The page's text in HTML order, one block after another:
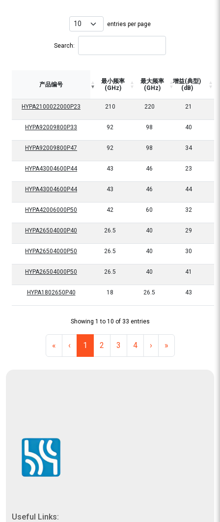
entries per page
Search:
产品编号
最小频率
(GHz)
最大频率
(GHz)
增益(典型)
(dB)
HYPA2100022000P23 210 220 21
HYPA92009800P33 92 98 40
HYPA92009800P47 92 98 34
HYPA43004600P44 43 46 23
HYPA43004600P44 43 46 44
HYPA42006000P50 42 60 32
HYPA26504000P40 26.5 40 29
HYPA26504000P50 26.5 40 30
HYPA26504000P50 26.5 40 41
HYPA1802650P40 18 26.5 43
Showing 1 to 10 of 33 entries
« ‹ 1 2 3 4 › »
Useful Links: